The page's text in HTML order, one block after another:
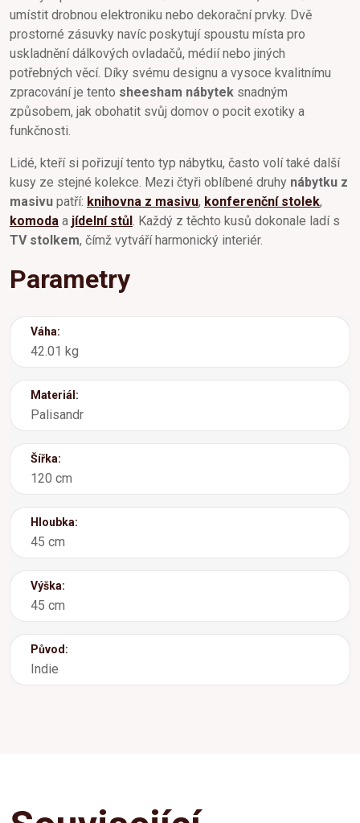
umístit drobnou elektroniku nebo dekorační prvky. Dvě
prostorné zásuvky navíc poskytují spoustu místa pro
uskladnění dálkových ovladačů, médií nebo jiných
potřebných věcí. Díky svému designu a vysoce kvalitnímu
zpracování je tento sheesham nábytek snadným
způsobem, jak obohatit svůj domov o pocit exotiky a
funkčnosti.
Lidé, kteří si pořizují tento typ nábytku, často volí také další
kusy ze stejné kolekce. Mezi čtyři oblíbené druhy nábytku z
masivu patří: knihovna z masivu, konferenční stolek,
komoda a jídelní stůl . Každý z těchto kusů dokonale ladí s
TV stolkem, čímž vytváří harmonický interiér.
Parametry
Váha:
42.01 kg
Materiál:
Palisandr
Šířka:
120 cm
Hloubka:
45 cm
Výška:
45 cm
Původ:
Indie